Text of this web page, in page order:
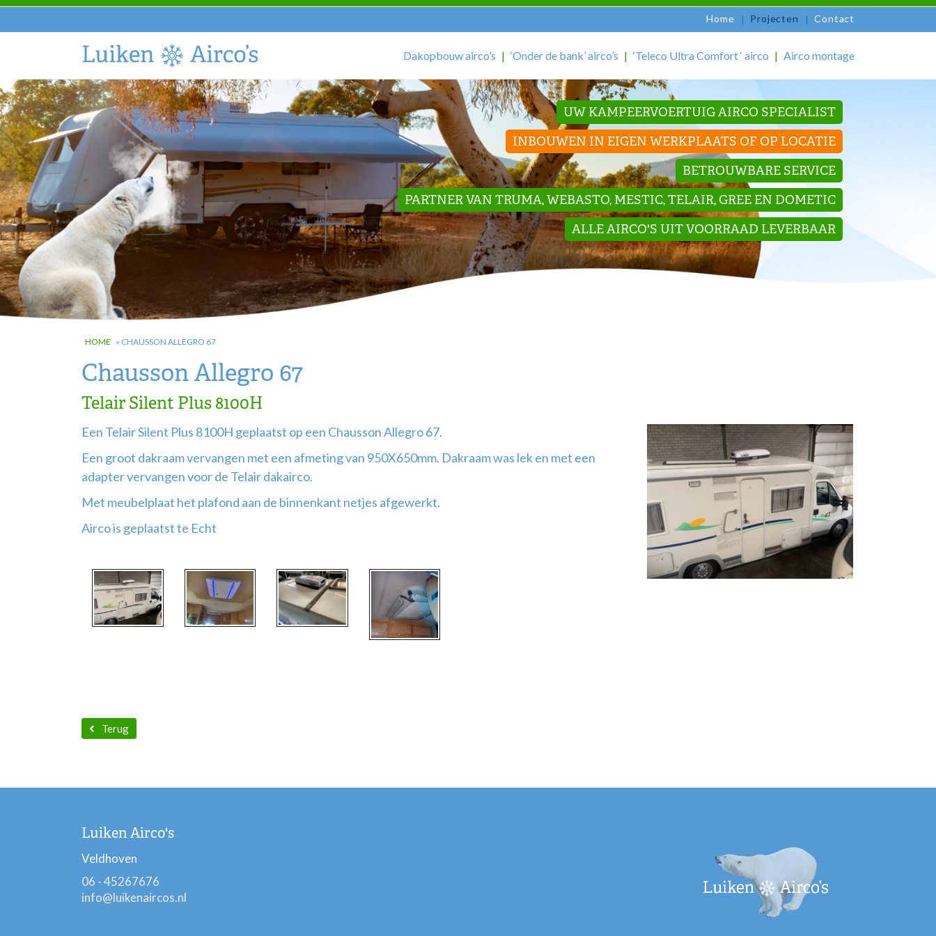
Home Projecten Contact
Dakopbouw airco’s ‘Onder de bank’ airco’s ‘Teleco Ultra Comfort ‘ airco Airco montage
UW KAMPEERVOERTUIG AIRCO SPECIALIST
INBOUWEN IN EIGEN WERKPLAATS OF OP LOCATIE
BETROUWBARE SERVICE
PARTNER VAN TRUMA, WEBASTO, MESTIC, TELAIR, GREE EN DOMETIC
ALLE AIRCO'S UIT VOORRAAD LEVERBAAR
HOME » CHAUSSON ALLEGRO 67
Chausson Allegro 67
Telair Silent Plus 8100H
Een Telair Silent Plus 8100H geplaatst op een Chausson Allegro 67.
Een groot dakraam vervangen met een afmeting van 950X650mm. Dakraam was lek en met een
adapter vervangen voor de Telair dakairco.
Met meubelplaat het plafond aan de binnenkant netjes afgewerkt.
Airco is geplaatst te Echt
Terug
Luiken Airco's
Veldhoven
06 - 45267676
info@luikenaircos.nl